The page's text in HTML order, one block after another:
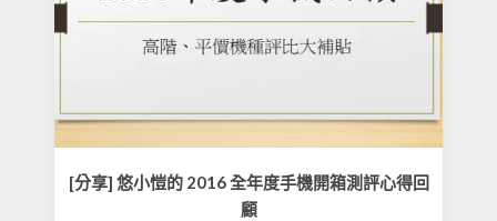
[分享] 悠小愷的 2016 全年度手機開箱測評心得回
顧